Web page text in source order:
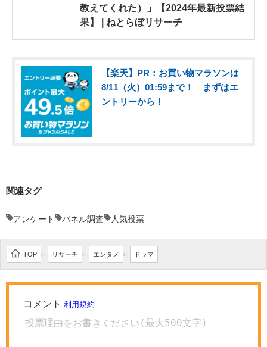
教えてくれた）」【2024年最新投票結
果】 | ねとらぼリサーチ
【楽天】PR：お買い物マラソンは
8/11（火）01:59まで！ まずはエ
ントリーから！
関連タグ
アンケート パネル調査 人気投票
TOP > リサーチ > エンタメ > ドラマ